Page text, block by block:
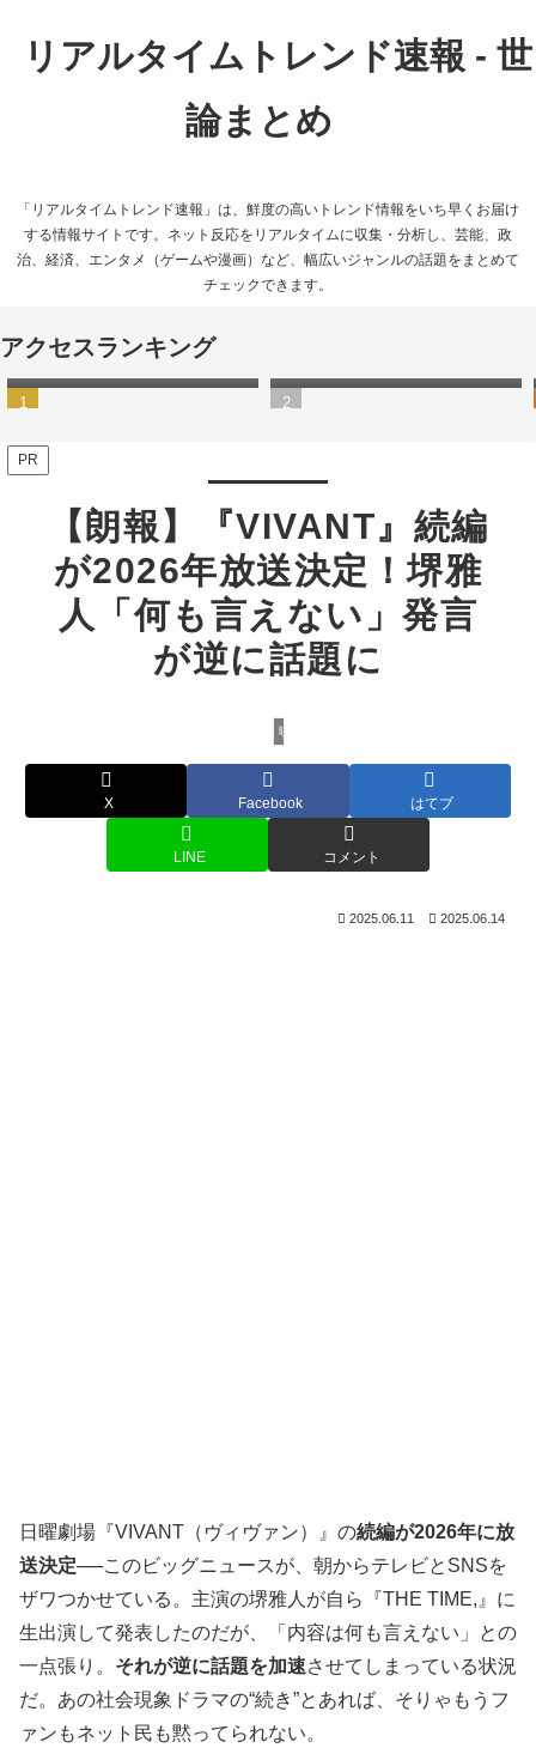
リアルタイムトレンド速報 - 世
論まとめ
「リアルタイムトレンド速報」は、鮮度の高いトレンド情報をいち早くお届け
する情報サイトです。ネット反応をリアルタイムに収集・分析し、芸能、政
治、経済、エンタメ（ゲームや漫画）など、幅広いジャンルの話題をまとめて
チェックできます。
アクセスランキング
【動画あり】渋谷駅が大雨
で“水没”状態に…
式に不満の声相次ぐ
PR
【朗報】『VIVANT』続編
が2026年放送決定！堺雅
人「何も言えない」発言
が逆に話題に
映画・ドラマ
X Facebook はてブ
LINE コメント
2025.06.11 2025.06.14
日曜劇場『VIVANT（ヴィヴァン）』の続編が2026年に放
送決定──このビッグニュースが、朝からテレビとSNSを
ザワつかせている。主演の堺雅人が自ら『THE TIME,』に
生出演して発表したのだが、「内容は何も言えない」との
一点張り。 それが逆に話題を加速させてしまっている状況
だ。あの社会現象ドラマの“続き”とあれば、そりゃもうフ
ァンもネット民も黙ってられない。